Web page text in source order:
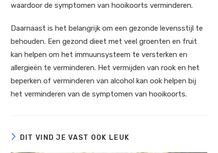
waardoor de symptomen van hooikoorts verminderen.
Daarnaast is het belangrijk om een gezonde levensstijl te
behouden. Een gezond dieet met veel groenten en fruit
kan helpen om het immuunsysteem te versterken en
allergieën te verminderen. Het vermijden van rook en het
beperken of verminderen van alcohol kan ook helpen bij
het verminderen van de symptomen van hooikoorts.
DIT VIND JE VAST OOK LEUK